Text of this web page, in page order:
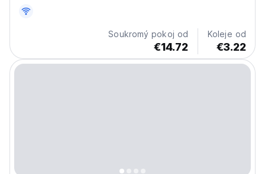
pohodlím, komunitou a klidem. Ať už jste zde za
dobrodružstvím nebo odpočinkem, náš pobyt je
Soukromý pokoj od
€14.72
Koleje od
€3.22